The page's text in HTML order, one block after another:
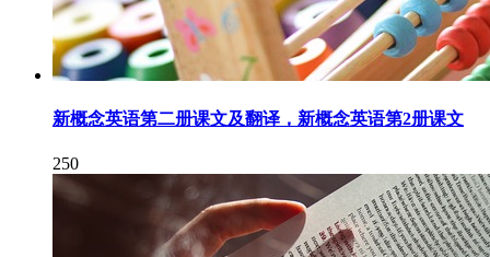
新概念英语第二册课文及翻译，新概念英语第2册课文
250